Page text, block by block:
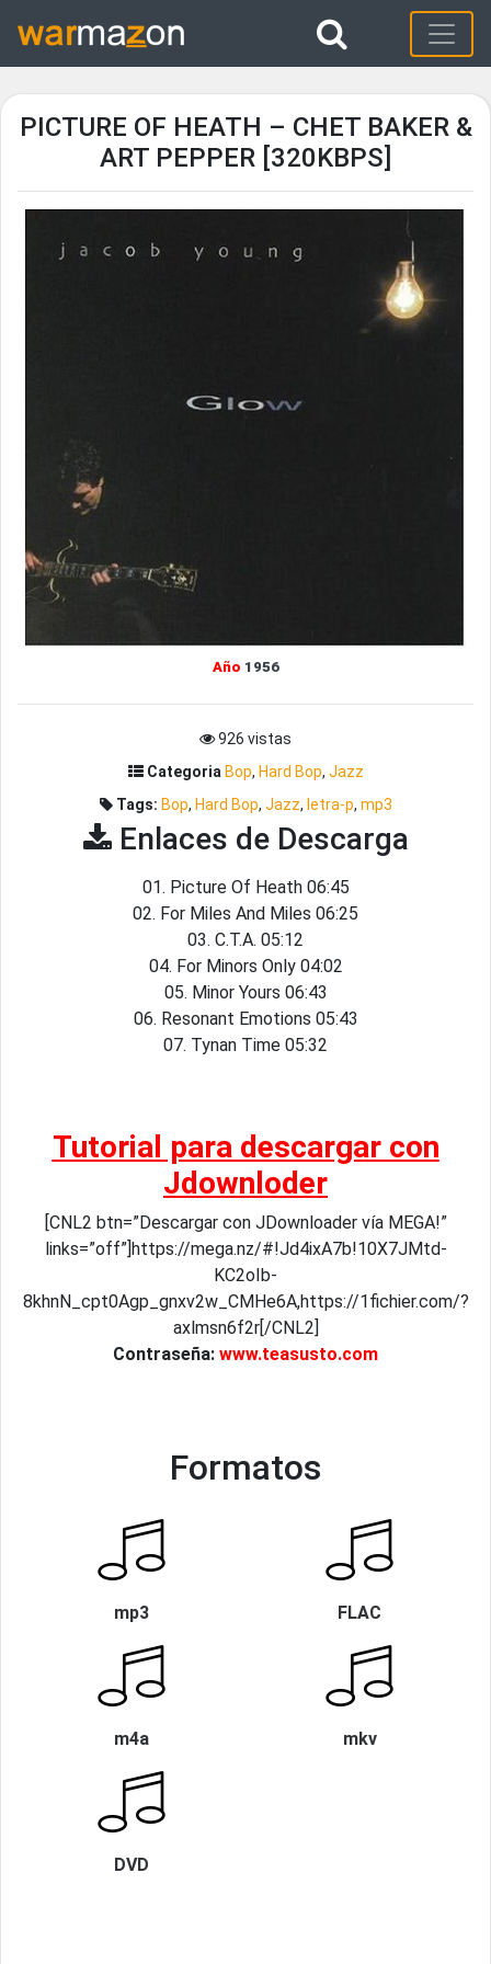
PICTURE OF HEATH – CHET BAKER &
ART PEPPER [320KBPS]
Año 1956
926 vistas
Categoria Bop, Hard Bop, Jazz
Tags: Bop, Hard Bop, Jazz, letra-p, mp3
Enlaces de Descarga
01. Picture Of Heath 06:45
02. For Miles And Miles 06:25
03. C.T.A. 05:12
04. For Minors Only 04:02
05. Minor Yours 06:43
06. Resonant Emotions 05:43
07. Tynan Time 05:32
Tutorial para descargar con
Jdownloder
[CNL2 btn=”Descargar con JDownloader vía MEGA!”
links=”off”]https://mega.nz/#!Jd4ixA7b!10X7JMtd-
KC2oIb-
8khnN_cpt0Agp_gnxv2w_CMHe6A,https://1fichier.com/?
axlmsn6f2r[/CNL2]
Contraseña: www.teasusto.com
Formatos
mp3 FLAC
m4a mkv
DVD